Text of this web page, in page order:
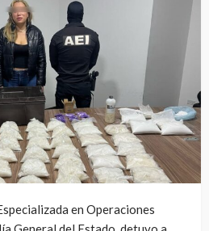
en Operaciones